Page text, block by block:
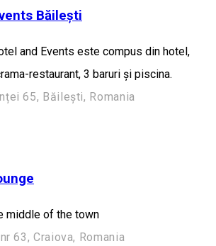
Băilești
and Events este compus din hotel,
restaurant, 3 baruri și piscina.
65, Băilești, Romania
middle of the town
63, Craiova, Romania